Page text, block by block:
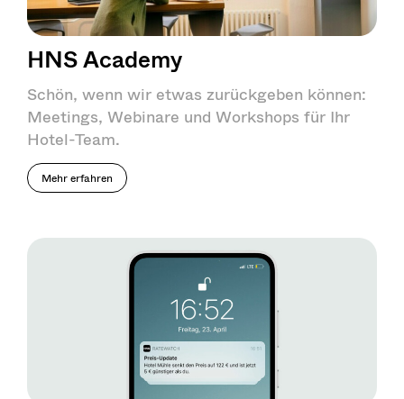
HNS Academy
Schön, wenn wir etwas zurückgeben können:
Meetings, Webinare und Workshops für Ihr
Hotel-Team.
Mehr erfahren